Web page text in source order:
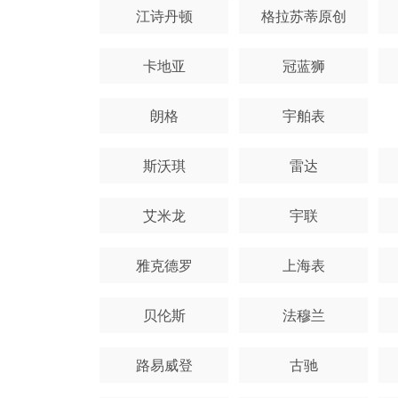
江诗丹顿 格拉苏蒂原创
卡地亚 冠蓝狮
朗格 宇舶表
斯沃琪 雷达
艾米龙 宇联
雅克德罗 上海表
贝伦斯 法穆兰
路易威登 古驰